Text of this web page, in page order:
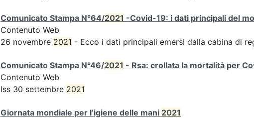
Comunicato Stampa N°64/2021 -Covid-19: i dati principali del
Contenuto Web
26 novembre 2021 - Ecco i dati principali emersi dalla cabina di
Comunicato Stampa N°46/2021 - Rsa: crollata la mortalità per
Contenuto Web
Iss 30 settembre 2021
Giornata mondiale per l’igiene delle mani 2021